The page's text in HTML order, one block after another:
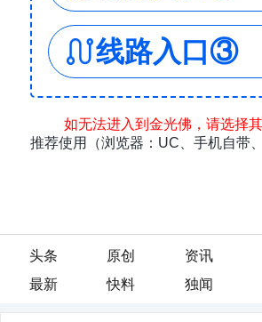
头条 原创 资讯
最新
快料 独闻